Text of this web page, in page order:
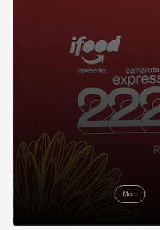
Moda